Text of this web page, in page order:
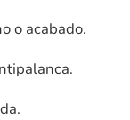
o acabado.